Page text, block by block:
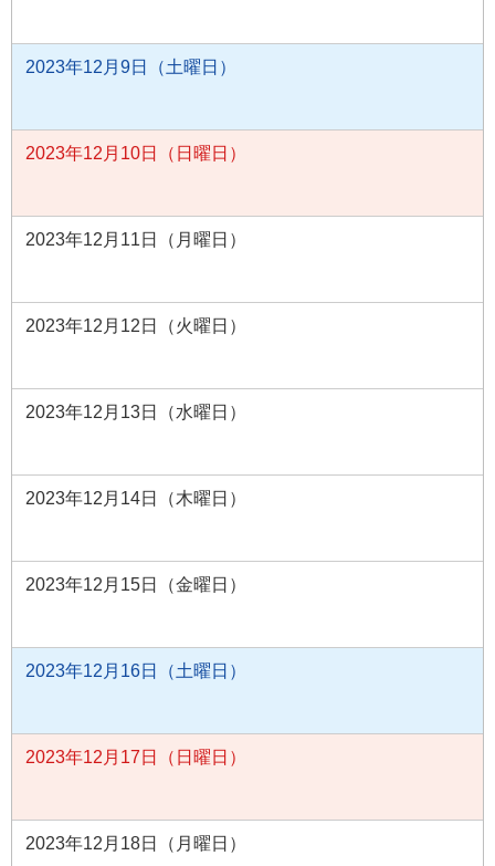
2023年12月9日（土曜日）
2023年12月10日（日曜日）
2023年12月11日（月曜日）
2023年12月12日（火曜日）
2023年12月13日（水曜日）
2023年12月14日（木曜日）
2023年12月15日（金曜日）
2023年12月16日（土曜日）
2023年12月17日（日曜日）
2023年12月18日（月曜日）